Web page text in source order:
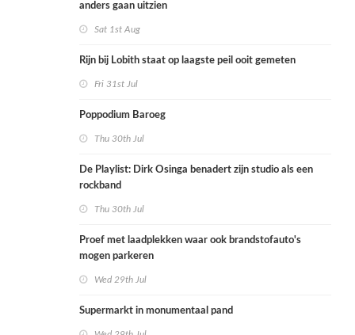
anders gaan uitzien
Sat 1st Aug
Rijn bij Lobith staat op laagste peil ooit gemeten
Fri 31st Jul
Poppodium Baroeg
Thu 30th Jul
De Playlist: Dirk Osinga benadert zijn studio als een
rockband
Thu 30th Jul
Proef met laadplekken waar ook brandstofauto's
mogen parkeren
Wed 29th Jul
Supermarkt in monumentaal pand